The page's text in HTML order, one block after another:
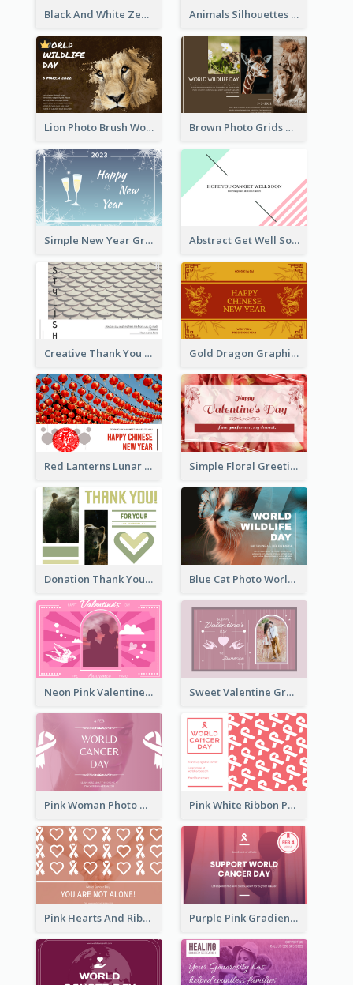
Black And White Zebra World Wildlife Day Greeting Card Animals Silhouettes World Wildlife Day Greeting Card
Lion Photo Brush World Wildlife Day Greeting Card Brown Photo Grids World Wildlife Day Greeting Card
Simple New Year Greeting Card For 2021 Abstract Get Well Soon Greeting Card
Creative Thank You Card Template Gold Dragon Graphic Lunar New Year Greeting Card
Red Lanterns Lunar New Year Greeting Card Simple Floral Greeting Card Of Valentine's Day
Donation Thank You Card Blue Cat Photo World Wildlife Day Greeting Card
Neon Pink Valentine Greeting Card Design Ideas Sweet Valentine Greeting Card Design Ideas
Pink Woman Photo World Cancer Day Greeting Card Pink White Ribbon Patterns World Cancer Day Greeting Card
Pink Hearts And Ribbon Patterns World Cancer Day Greeting Card Purple Pink Gradient World Cancer Day Greeting Card